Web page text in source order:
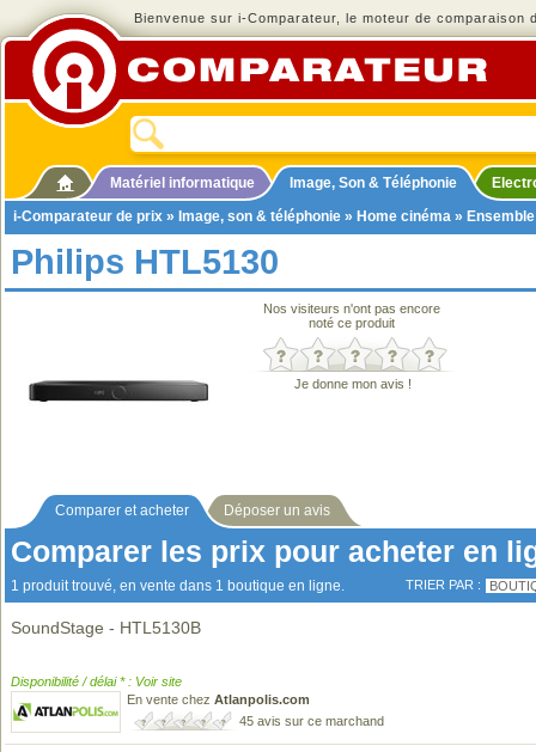
Bienvenue sur i-Comparateur, le moteur de comparaison
Matériel informatique Image, Son & Téléphonie
i-Comparateur de prix » Image, son & téléphonie » Home cinéma »
Philips HTL5130
Nos visiteurs n'ont pas encore
noté ce produit
Je donne mon avis !
Comparer et acheter Déposer un avis
Comparer les prix pour acheter en
1 produit trouvé, en vente dans 1 boutique en ligne. TRIER PAR :
SoundStage - HTL5130B
Disponibilité / délai * : Voir site
En vente chez Atlanpolis.com
45 avis sur ce marchand